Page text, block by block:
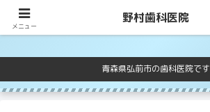
野村歯科医院
青森県弘前市の歯科医院です
メニュー
野村歯科医院